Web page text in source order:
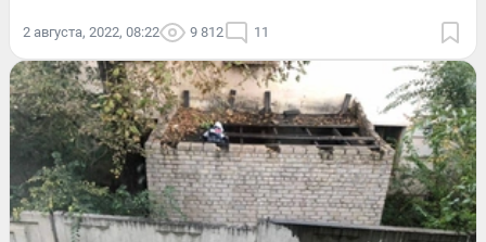
2 августа, 2022, 08:22 9 812 11